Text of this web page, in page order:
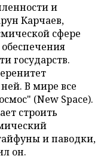
и
Карчаев,
сфере
государств.
В мире все
(New Space).
строить
и паводки,
он.